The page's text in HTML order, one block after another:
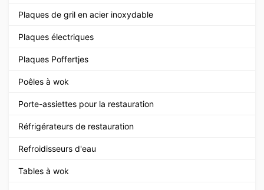
Plaques de gril en acier inoxydable
Plaques électriques
Plaques Poffertjes
Poêles à wok
Porte-assiettes pour la restauration
Réfrigérateurs de restauration
Refroidisseurs d'eau
Tables à wok